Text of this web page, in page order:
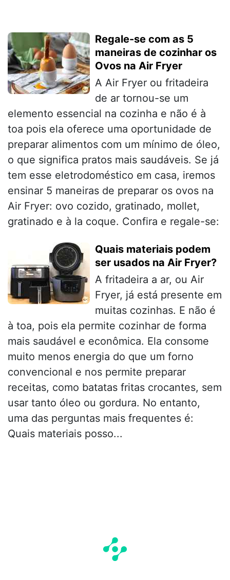
Regale-se com as 5
maneiras de cozinhar os
Ovos na Air Fryer
A Air Fryer ou fritadeira
de ar tornou-se um
elemento essencial na cozinha e não é à
toa pois ela oferece uma oportunidade de
preparar alimentos com um mínimo de óleo,
o que significa pratos mais saudáveis. Se já
tem esse eletrodoméstico em casa, iremos
ensinar 5 maneiras de preparar os ovos na
Air Fryer: ovo cozido, gratinado, mollet,
gratinado e à la coque. Confira e regale-se:
Quais materiais podem
ser usados na Air Fryer?
A fritadeira a ar, ou Air
Fryer, já está presente em
muitas cozinhas. E não é
à toa, pois ela permite cozinhar de forma
mais saudável e econômica. Ela consome
muito menos energia do que um forno
convencional e nos permite preparar
receitas, como batatas fritas crocantes, sem
usar tanto óleo ou gordura. No entanto,
uma das perguntas mais frequentes é:
Quais materiais posso...